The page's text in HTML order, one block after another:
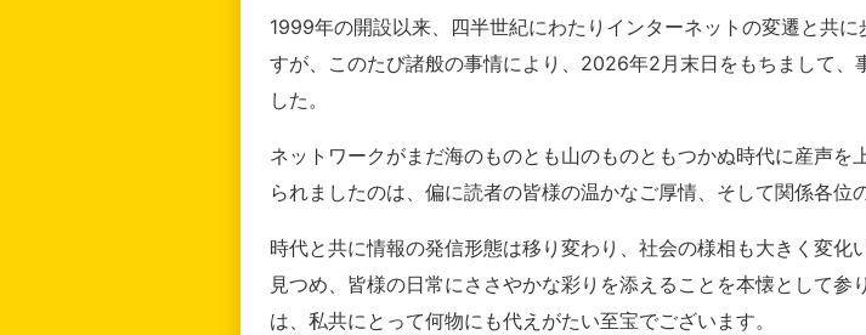
1999年の開設以来、四半世紀にわたりインターネットの変遷と共
すが、このたび諸般の事情により、2026年2月末日をもちまして、
した。
ネットワークがまだ海のものとも山のものともつかぬ時代に産声
られましたのは、偏に読者の皆様の温かなご厚情、そして関係各位
時代と共に情報の発信形態は移り変わり、社会の様相も大きく変
見つめ、皆様の日常にささやかな彩りを添えることを本懐として
は、私共にとって何物にも代えがたい至宝でございます。